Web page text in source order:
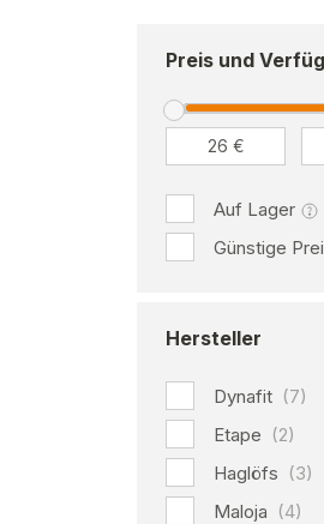
Preis und
Auf Lager
Günstige
Hersteller
Dynafit (7)
Etape (2)
Haglöfs (3)
Maloja (4)